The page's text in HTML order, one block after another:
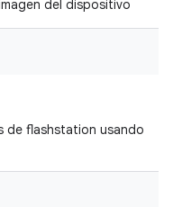
del dispositivo
de flashstation usando